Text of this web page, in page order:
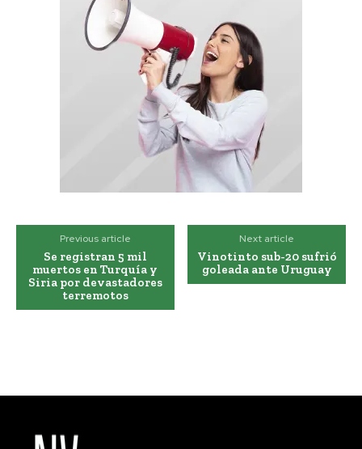
Previous article
Se registran 5 mil
muertos en Turquía y
Siria por devastadores
terremotos
Next article
Vinotinto sub-20 sufrió
goleada ante Uruguay